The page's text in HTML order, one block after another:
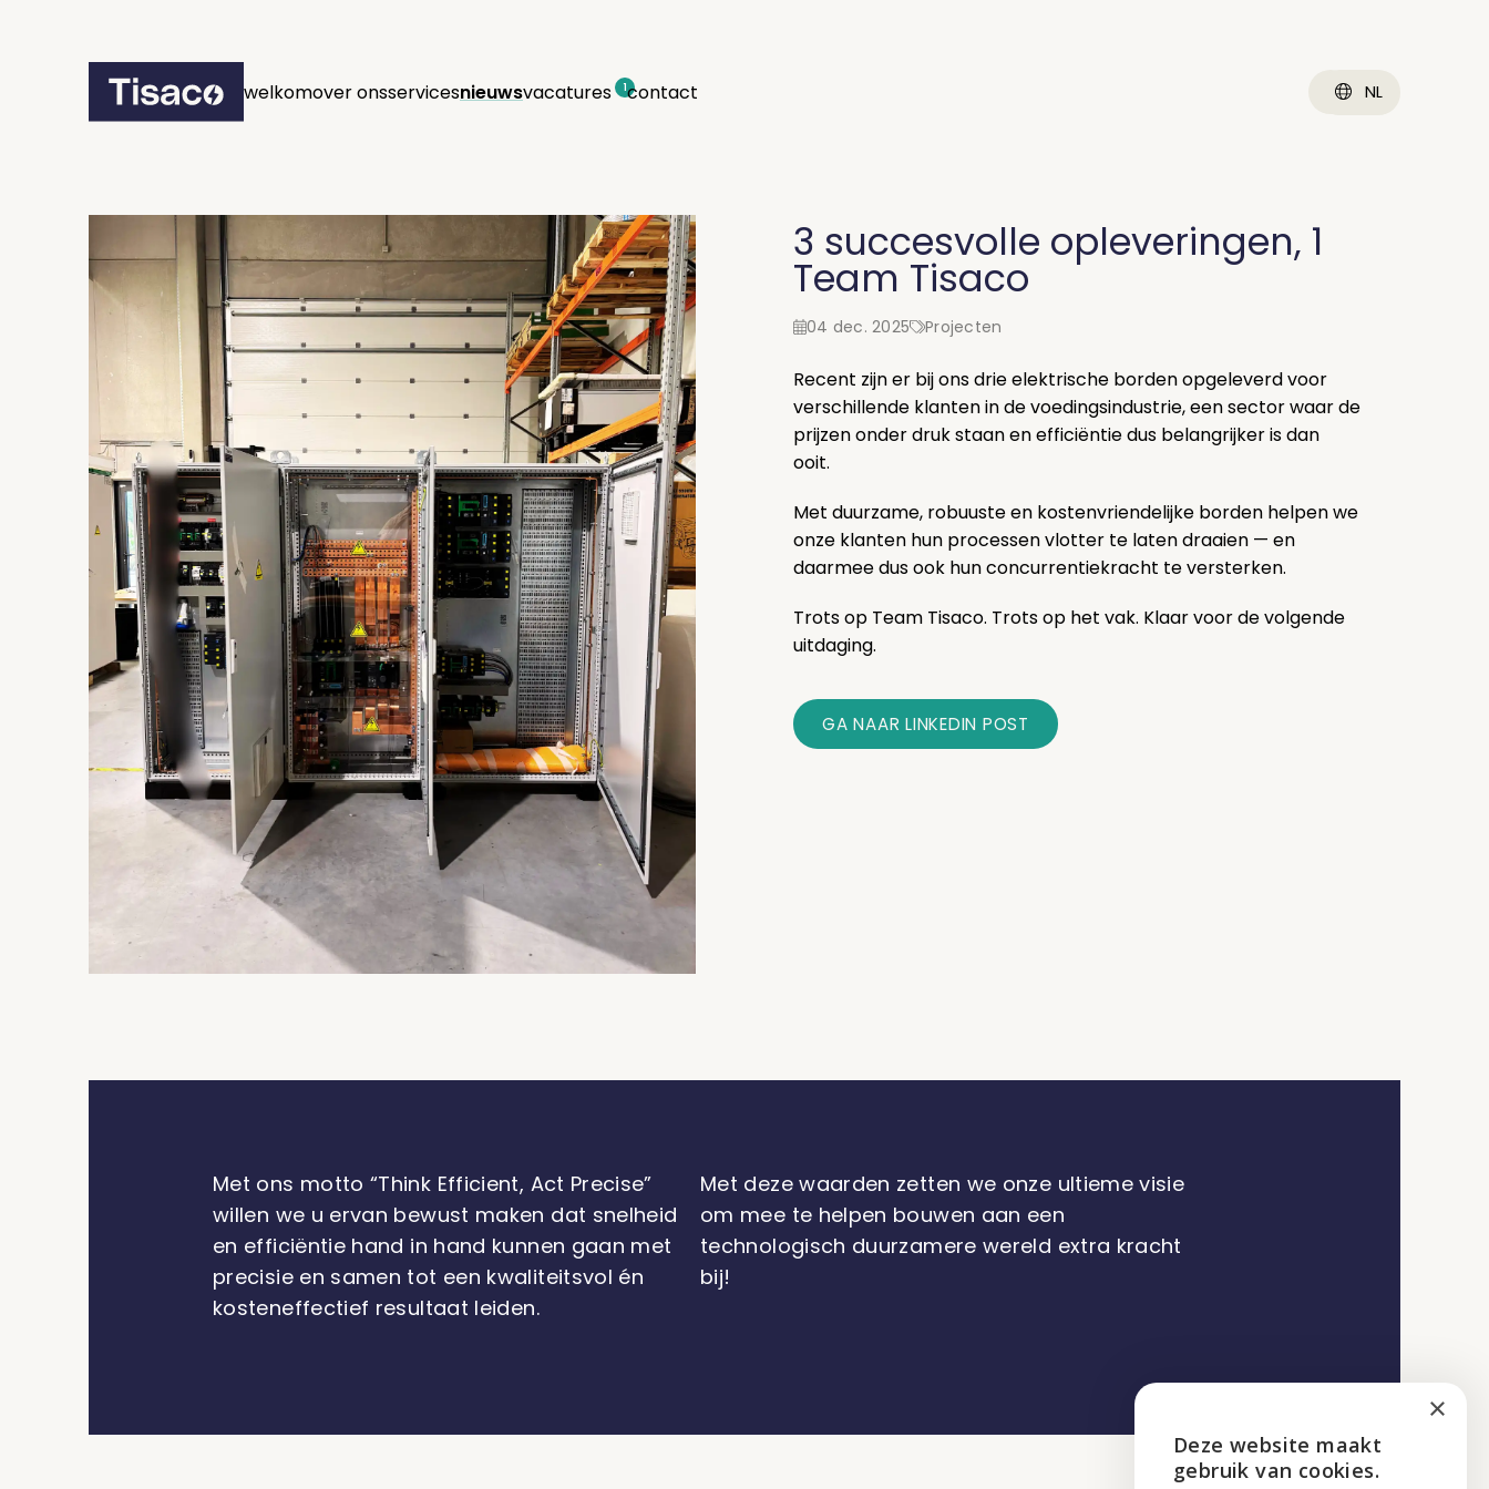
welkomover onsservicesnieuwsvacatures 1contact NL
3 succesvolle opleveringen, 1
Team Tisaco
04 dec. 2025 Projecten
Recent zijn er bij ons drie elektrische borden opgeleverd voor
verschillende klanten in de voedingsindustrie, een sector waar de
prijzen onder druk staan en efficiëntie dus belangrijker is dan
ooit.
Met duurzame, robuuste en kostenvriendelijke borden helpen we
onze klanten hun processen vlotter te laten draaien — en
daarmee dus ook hun concurrentiekracht te versterken.
Trots op Team Tisaco. Trots op het vak. Klaar voor de volgende
uitdaging.
GA NAAR LINKEDIN POST
Met ons motto “Think Efficient, Act Precise”
willen we u ervan bewust maken dat snelheid
en efficiëntie hand in hand kunnen gaan met
precisie en samen tot een kwaliteitsvol én
kosteneffectief resultaat leiden.
Met deze waarden zetten we onze ultieme visie
om mee te helpen bouwen aan een
technologisch duurzamere wereld extra kracht
bij!
ENGLISH
×
Deze website maakt
gebruik van cookies.